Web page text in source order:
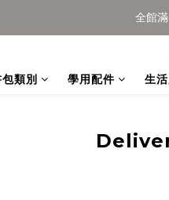
全館
全館
加入會員
全館
類別 學用配件 生